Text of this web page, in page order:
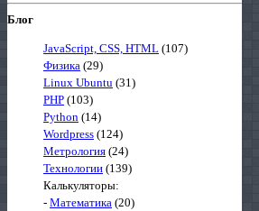
Блог
JavaScript, CSS, HTML (107)
Физика (29)
Linux Ubuntu (31)
PHP (103)
Python (14)
Wordpress (124)
Метрология (24)
Технологии (139)
Калькуляторы:
- Математика (20)